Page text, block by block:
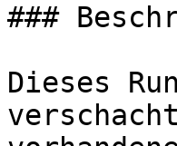
###
Dieses